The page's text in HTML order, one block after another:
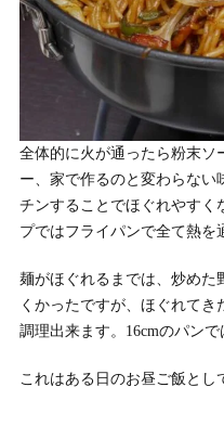
全体的に火が通ったら粉末ソ
ー、家で作るのと変わらない
チンすることでほぐれやすく
プではフライパンで全て熱を
麺がほぐれるまでは、炒めた
くかったですが、ほぐれてき
調理出来ます。16cmのパン
これはある日のお昼ご飯とし